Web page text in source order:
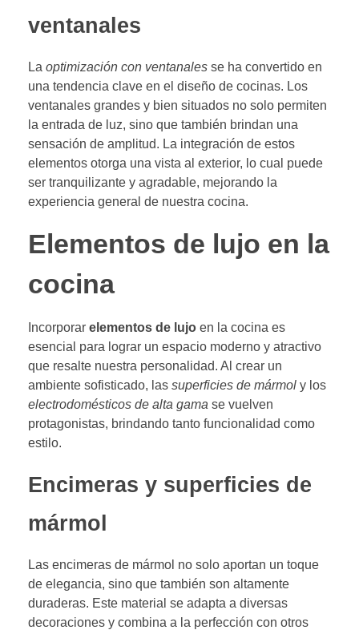
ventanales
La optimización con ventanales se ha convertido en
una tendencia clave en el diseño de cocinas. Los
ventanales grandes y bien situados no solo permiten
la entrada de luz, sino que también brindan una
sensación de amplitud. La integración de estos
elementos otorga una vista al exterior, lo cual puede
ser tranquilizante y agradable, mejorando la
experiencia general de nuestra cocina.
Elementos de lujo en la
cocina
Incorporar elementos de lujo en la cocina es
esencial para lograr un espacio moderno y atractivo
que resalte nuestra personalidad. Al crear un
ambiente sofisticado, las superficies de mármol y los
electrodomésticos de alta gama se vuelven
protagonistas, brindando tanto funcionalidad como
estilo.
Encimeras y superficies de
mármol
Las encimeras de mármol no solo aportan un toque
de elegancia, sino que también son altamente
duraderas. Este material se adapta a diversas
decoraciones y combina a la perfección con otros